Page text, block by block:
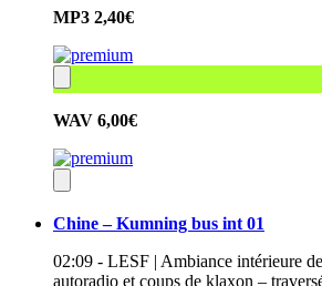
MP3 2,40€
WAV 6,00€
Chine – Kumning bus int 01
02:09 - LESF | Ambiance intérieure
autoradio et coups de klaxon –